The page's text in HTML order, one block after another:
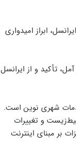
ابراز امیدواری
تأکید و از ایرانسل
شهری نوین است.
و تغییرات
بر مبنای اینترنت